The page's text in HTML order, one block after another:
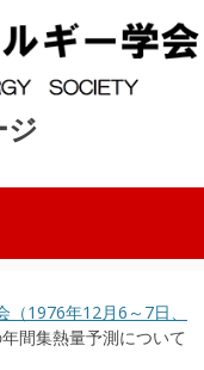
ジ
1976年12月6～7日、
間集熱量予測について